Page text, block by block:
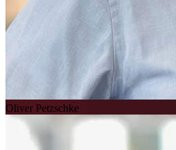
Oliver Petzschke